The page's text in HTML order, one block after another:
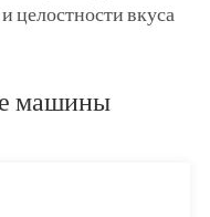
целостности вкуса
машины